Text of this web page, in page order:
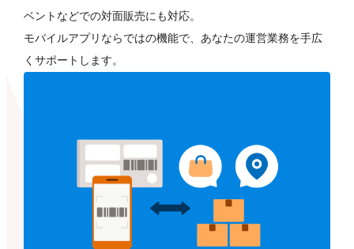
ベントなどでの対面販売にも対応。
モバイルアプリならではの機能で、あなたの運営業務を手広
くサポートします。